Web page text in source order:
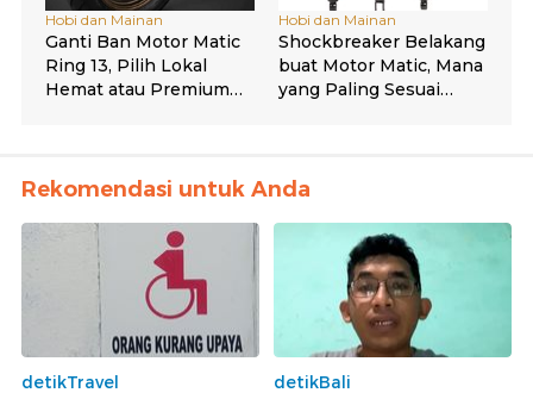
Rekomendasi untuk Anda
detikTravel
detikBali